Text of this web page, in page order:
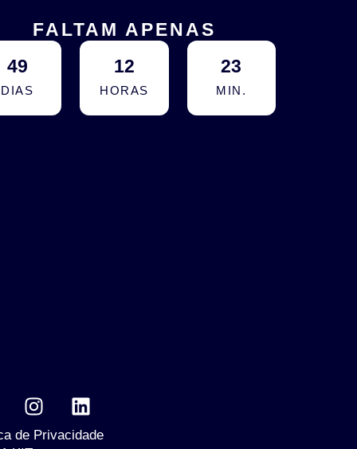
FALTAM APENAS
49
DIAS
12
HORAS
23
MIN.
de Privacidade